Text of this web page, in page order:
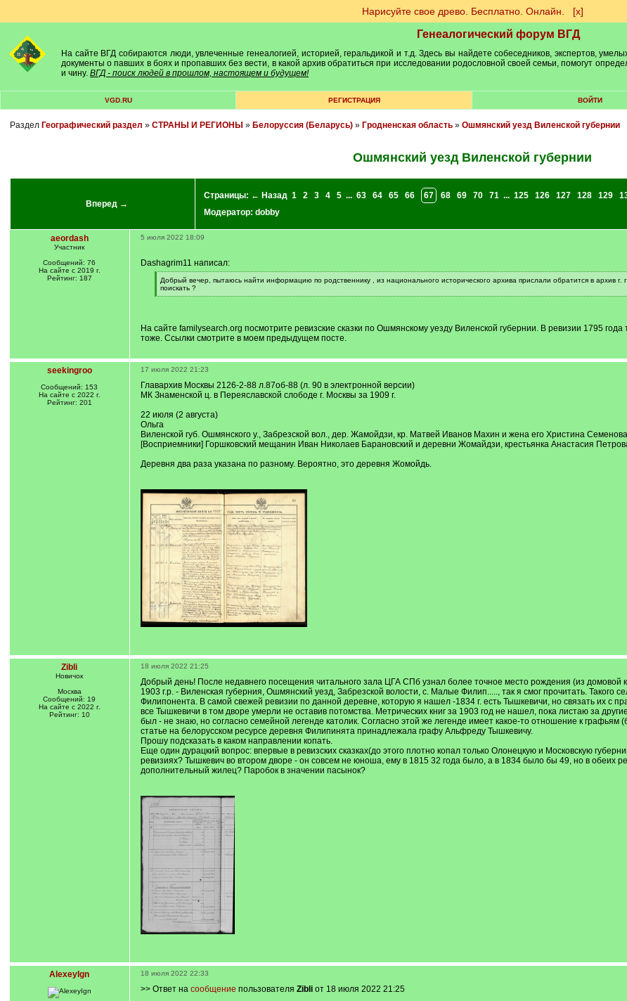
Нарисуйте свое древо. Бесплатно. Онлайн. [х]
Генеалогический форум ВГД
На сайте ВГД собираются люди, увлеченные генеалогией, историей, геральдикой и т.д. Здесь вы найдете собеседников, экспертов,
документы о павших в боях и пропавших без вести, в какой архив обратиться при исследовании родословной своей семьи, помогут
и чину. ВГД - поиск людей в прошлом, настоящем и будущем!
VGD.RU РЕГИСТРАЦИЯ ВОЙТИ
Раздел Географический раздел » СТРАНЫ И РЕГИОНЫ » Белоруссия (Беларусь)» Гродненская область» Ошмянский уезд Виленской губернии
Ошмянский уезд Виленской губернии
Вперед →
Страницы: ← Назад 1 2 3 4 5 ... 63 64 65 66 67 68 69 70 71 ... 125 126 127 128 129
Модератор: dobby
aeordash
Участник
Сообщений: 76
На сайте с 2019 г.
Рейтинг: 187
5 июля 2022 18:09
Dashagrim11 написал:
[
q
]
Добрый вечер, пытаюсь найти информацию по родственнику , из национального исторического архива прислали обратится в архив
поискать ?
[
На сайте familysearch.org посмотрите ревизские сказки по Ошмянскому уезду Виленской губернии. В ревизии 1795
тоже. Ссылки смотрите в моем предыдущем посте.
seekingroo
Сообщений: 153
На сайте с 2022 г.
Рейтинг: 201
17 июля 2022 21:23
Главархив Москвы 2126-2-88 л.87об-88 (л. 90 в электронной версии)
МК Знаменской ц. в Переяславской слободе г. Москвы за 1909 г.
22 июля (2 августа)
Ольга
Виленской губ. Ошмянского у., Забрезской вол., дер. Жамойдзи, кр. Матвей Иванов Махин и жена его Христина
[Восприемники] Горшковский мещанин Иван Николаев Барановский и деревни Жомайдзи, крестьянка Анастасия
Деревня два раза указана по разному. Вероятно, это деревня Жомойдь.
Zibli
Новичок
Москва
Сообщений: 19
На сайте с 2022 г.
Рейтинг: 10
18 июля 2022 21:25
Добрый день! После недавнего посещения читального зала ЦГА СПб узнал более точное место рождения (из домовой
1903 г.р. - Виленская губерния, Ошмянский уезд, Забрезской волости, с. Малые Филип....., так я смог прочитать.
Филипонента. В самой свежей ревизии по данной деревне, которую я нашел -1834 г. есть Тышкевичи, но связать их с
все Тышкевичи в том дворе умерли не оставив потомства. Метрических книг за 1903 год не нашел, пока листаю за
был - не знаю, но согласно семейной легенде католик. Согласно этой же легенде имеет какое-то отношение к графьям
статье на белорусском ресурсе деревня Филипинята принадлежала графу Альфреду Тышкевичу.
Прошу подсказать в каком направлении копать.
Еще один дурацкий вопрос: впервые в ревизских сказках(до этого плотно копал только Олонецкую и Московскую
ревизиях? Тышкевич во втором дворе - он совсем не юноша, ему в 1815 32 года было, а в 1834 было бы 49, но в обеих
дополнительный жилец? Паробок в значении пасынок?
AlexeyIgn 18 июля 2022 22:33
>> Ответ на сообщение пользователя Zibliот 18 июля 2022 21:25